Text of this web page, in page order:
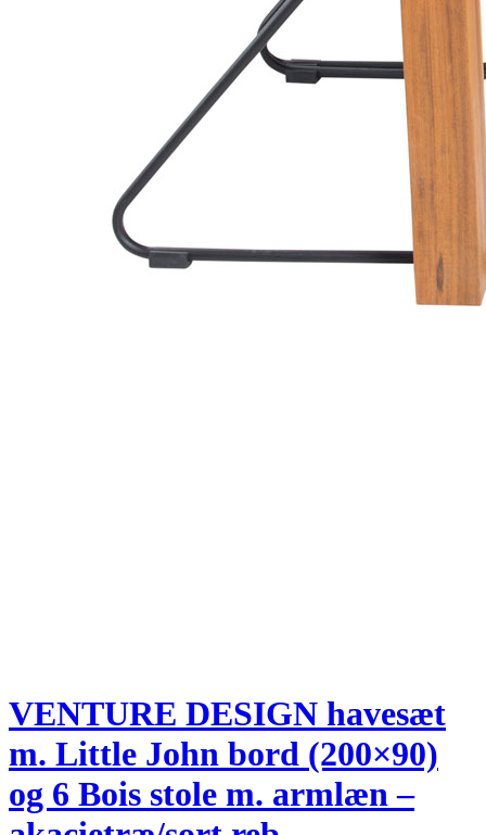
VENTURE DESIGN havesæt
m. Little John bord (200×90)
og 6 Bois stole m. armlæn –